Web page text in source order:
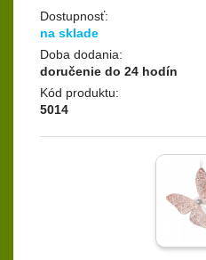
Dostupnosť:
na sklade
Doba dodania:
doručenie do 24 hodín
Kód produktu:
5014